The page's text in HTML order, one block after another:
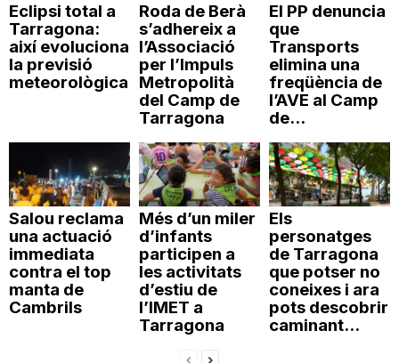
Eclipsi total a
Tarragona:
així evoluciona
la previsió
meteorològica
Roda de Berà
s’adhereix a
l’Associació
per l’Impuls
Metropolità
del Camp de
Tarragona
El PP denuncia
que
Transports
elimina una
freqüència de
l’AVE al Camp
de...
Salou reclama
una actuació
immediata
contra el top
manta de
Cambrils
Més d’un miler
d’infants
participen a
les activitats
d’estiu de
l’IMET a
Tarragona
Els
personatges
de Tarragona
que potser no
coneixes i ara
pots descobrir
caminant...